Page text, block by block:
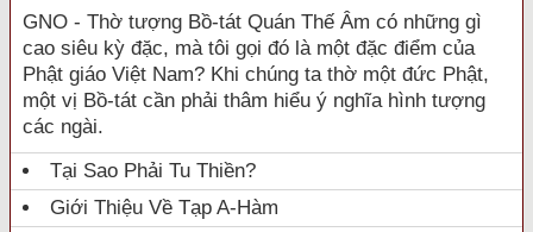
GNO - Thờ tượng Bồ-tát Quán Thế Âm có những gì
cao siêu kỳ đặc, mà tôi gọi đó là một đặc điểm của
Phật giáo Việt Nam? Khi chúng ta thờ một đức Phật,
một vị Bồ-tát cần phải thâm hiểu ý nghĩa hình tượng
các ngài.
Tại Sao Phải Tu Thiền?
Giới Thiệu Về Tạp A-Hàm